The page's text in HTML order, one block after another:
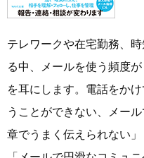
テレワークや在宅勤務、
る中、メールを使う頻度
を耳にします。電話をか
うことができない、メー
章でうまく伝えられない